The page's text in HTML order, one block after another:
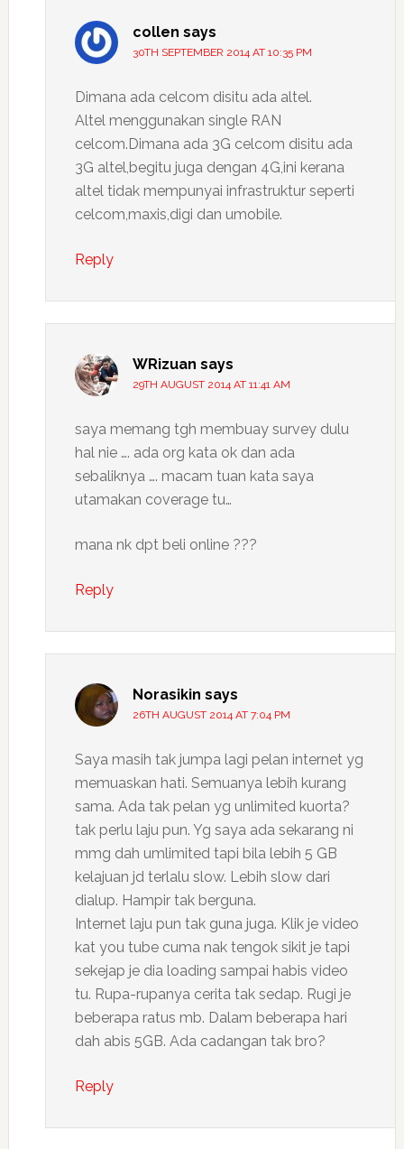
collen says
30TH SEPTEMBER 2014 AT 10:35 PM
Dimana ada celcom disitu ada altel.
Altel menggunakan single RAN
celcom.Dimana ada 3G celcom disitu ada
3G altel,begitu juga dengan 4G,ini kerana
altel tidak mempunyai infrastruktur seperti
celcom,maxis,digi dan umobile.
Reply
WRizuan says
29TH AUGUST 2014 AT 11:41 AM
saya memang tgh membuay survey dulu
hal nie …. ada org kata ok dan ada
sebaliknya …. macam tuan kata saya
utamakan coverage tu…
mana nk dpt beli online ???
Reply
Norasikin says
26TH AUGUST 2014 AT 7:04 PM
Saya masih tak jumpa lagi pelan internet yg
memuaskan hati. Semuanya lebih kurang
sama. Ada tak pelan yg unlimited kuorta?
tak perlu laju pun. Yg saya ada sekarang ni
mmg dah umlimited tapi bila lebih 5 GB
kelajuan jd terlalu slow. Lebih slow dari
dialup. Hampir tak berguna.
Internet laju pun tak guna juga. Klik je video
kat you tube cuma nak tengok sikit je tapi
sekejap je dia loading sampai habis video
tu. Rupa-rupanya cerita tak sedap. Rugi je
beberapa ratus mb. Dalam beberapa hari
dah abis 5GB. Ada cadangan tak bro?
Reply